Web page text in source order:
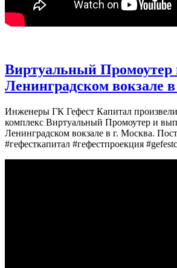
Виртуальный Промоутер
Ленинградском вокзале
Инженеры ГК Гефест Капитал
комплекс Виртуальный Промоутер и
Ленинградском вокзале в г. Москва.
#гефесткапитал #гефестпроекция